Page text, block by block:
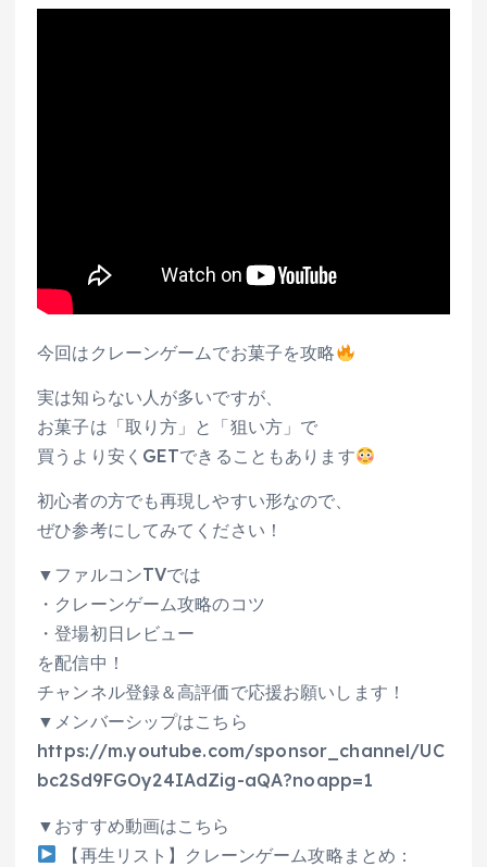
今回はクレーンゲームでお菓子を攻略
実は知らない人が多いですが、
お菓子は「取り方」と「狙い方」で
買うより安くGETできることもあります
初心者の方でも再現しやすい形なので、
ぜひ参考にしてみてください！
▼ファルコンTVでは
・クレーンゲーム攻略のコツ
・登場初日レビュー
を配信中！
チャンネル登録＆高評価で応援お願いします！
▼メンバーシップはこちら
https://m.youtube.com/sponsor_channel/UC
bc2Sd9FGOy24IAdZig-aQA?noapp=1
▼おすすめ動画はこちら
【再生リスト】クレーンゲーム攻略まとめ：